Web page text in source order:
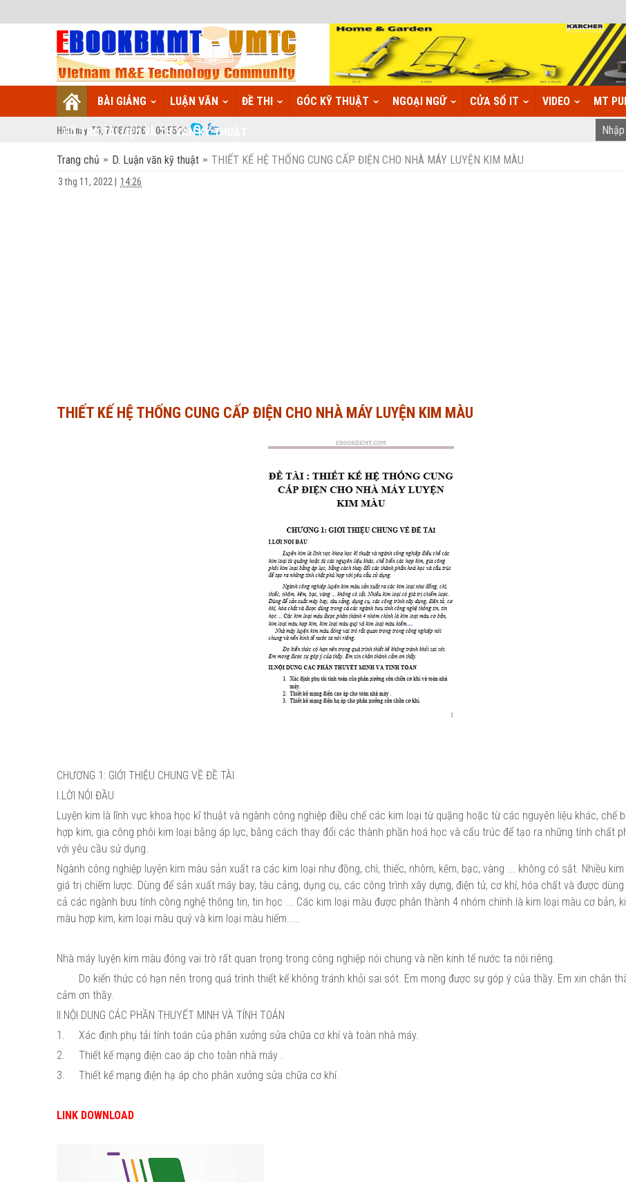
BÀI GIẢNG LUẬN VĂN ĐỀ THI GÓC KỸ THUẬT NGOẠI NGỮ CỬA SỔ IT VIDEO MT
HỖ TRỢ TÀI LIỆU VÀ TƯ VẤN KỸ THUẬT
Hôm nay: T6, 7/08/2026 04:55:14
Trang chủ D. Luận văn kỹ thuật THIẾT KẾ HỆ THỐNG CUNG CẤP ĐIỆN CHO NHÀ MÁY LUYỆN KIM MÀU
3 thg 11, 2022 14:26
THIẾT KẾ HỆ THỐNG CUNG CẤP ĐIỆN CHO NHÀ MÁY LUYỆN KIM MÀU
CHƯƠNG 1: GIỚI THIỆU CHUNG VỀ ĐỀ TÀI
I.LỜI NÓI ĐẦU
Luyện kim là lĩnh vực khoa học kĩ thuật và ngành công nghiệp điều chế các kim loại từ quặng hoặc từ các nguyên liệu khác, chế
hợp kim, gia công phôi kim loại bằng áp lực, bằng cách thay đổi các thành phần hoá học và cấu trúc để tạo ra những tính chất
với yêu cầu sử dụng.
Ngành công nghiệp luyện kim màu sản xuất ra các kim loại như đồng, chì, thiếc, nhôm, kẽm, bạc, vàng ... không có sắt. Nhiều
giá trị chiếm lược. Dùng để sản xuất máy bay, tàu cảng, dụng cụ, các công trình xây dựng, điện tử, cơ khí, hóa chất và được
cả các ngành bưu tính công nghệ thông tin, tin học ... Các kim loại màu được phân thành 4 nhóm chính là kim loại màu cơ bản,
màu hợp kim, kim loại màu quý và kim loại màu hiếm.....
Nhà máy luyện kim màu đóng vai trò rất quan trọng trong công nghiệp nói chung và nền kinh tế nước ta nói riêng.
Do kiến thức có hạn nên trong quá trình thiết kế không tránh khỏi sai sót. Em mong được sự góp ý của thầy. Em xin chân
cảm ơn thầy.
II.NỘI DUNG CÁC PHẦN THUYẾT MINH VÀ TÍNH TOÁN
1.
Xác định phụ tải tính toán của phân xưởng sửa chữa cơ khí và toàn nhà máy.
2.
Thiết kế mạng điện cao áp cho toàn nhà máy .
3.
Thiết kế mạng điện hạ áp cho phân xưởng sửa chữa cơ khí.
LINK DOWNLOAD